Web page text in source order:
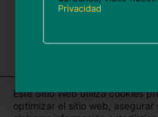
Este Sitio Web utiliza cookies
optimizar el sitio web, asegurar
Privacidad